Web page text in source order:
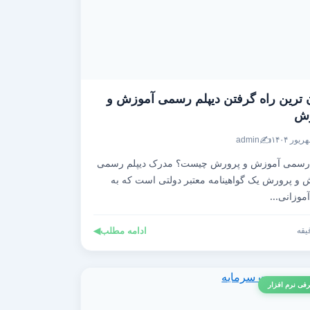
ترین راه گرفتن دیپلم رسمی آموزش و
✍️
admin
رسمی آموزش و پرورش چیست؟ مدرک دیپلم رسمی
و پرورش یک گواهینامه معتبر دولتی است که به
ادامه مطلب◀
نرم افزار